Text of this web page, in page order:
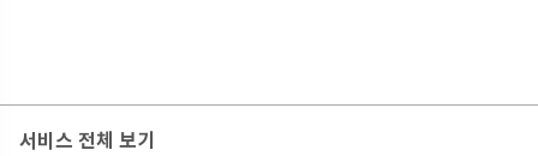
서비스 전체 보기